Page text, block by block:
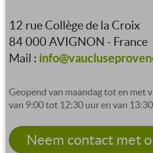
12 rue Collège de la Croix
84 000 AVIGNON - France
Mail :
Geopend van maandag tot en met
van 9:00 tot 12:30 uur en van
Neem contact met